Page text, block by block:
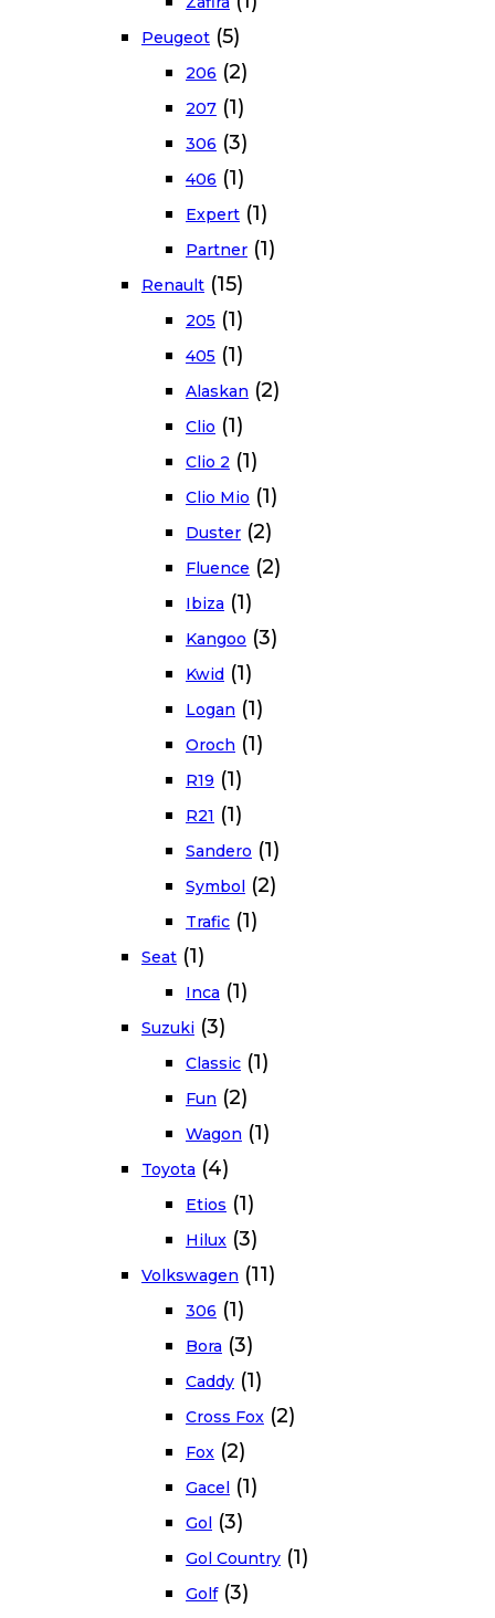
Peugeot (5)
206 (2)
207 (1)
306 (3)
406 (1)
Expert (1)
Partner (1)
Renault (15)
205 (1)
405 (1)
Alaskan (2)
Clio (1)
Clio 2 (1)
Clio Mio (1)
Duster (2)
Fluence (2)
Ibiza (1)
Kangoo (3)
Kwid (1)
Logan (1)
Oroch (1)
R19 (1)
R21 (1)
Sandero (1)
Symbol (2)
Trafic (1)
Seat (1)
Inca (1)
Suzuki (3)
Classic (1)
Fun (2)
Wagon (1)
Toyota (4)
Etios (1)
Hilux (3)
Volkswagen (11)
306 (1)
Bora (3)
Caddy (1)
Cross Fox (2)
Fox (2)
Gacel (1)
Gol (3)
Gol Country (1)
Golf (3)